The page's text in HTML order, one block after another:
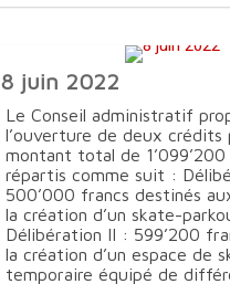
8 juin 2022
Le Conseil administratif
l’ouverture de deux crédits
montant total de 1’099’200
répartis comme suit :
500’000 francs destinés
la création d’un skate-
Délibération II : 599’200
la création d’un espace de
temporaire équipé de